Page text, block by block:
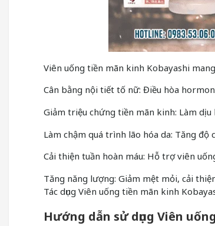
Viên uống tiền mãn kinh Kobayashi
Cân bằng nội tiết tố nữ: Điều hòa
Giảm triệu chứng tiền mãn kinh: Làm
Làm chậm quá trình lão hóa da: Tăng
Cải thiện tuần hoàn máu: Hỗ trợ viên
Tăng năng lượng: Giảm mệt mỏi, cải
Tác dụng Viên uống tiền mãn kinh
Hướng dẫn sử dụng Viên